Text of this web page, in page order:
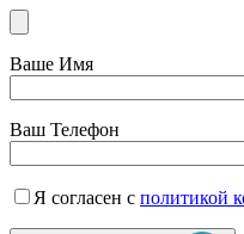
Ваше Имя
Ваш Телефон
Я согласен с политикой